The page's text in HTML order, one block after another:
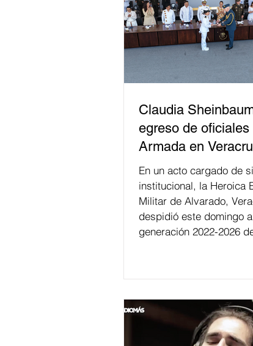
Claudia
egreso de oficiales
Armada en
En un acto cargado de
institucional, la Heroica
Militar de Alvarado,
despidió este domingo
generación 2022-2026